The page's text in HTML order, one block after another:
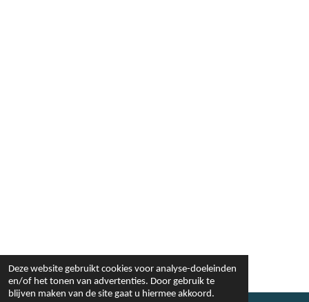
Deze website gebruikt cookies voor analyse-doeleinden
en/of het tonen van advertenties. Door gebruik te
blijven maken van de site gaat u hiermee akkoord.